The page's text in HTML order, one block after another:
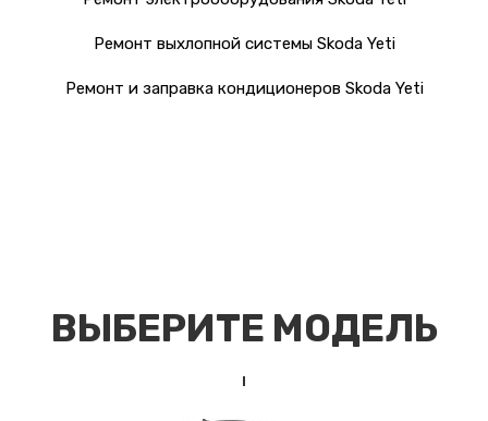
Ремонт выхлопной системы Skoda Yeti
Ремонт и заправка кондиционеров Skoda Yeti
ВЫБЕРИТЕ МОДЕЛЬ